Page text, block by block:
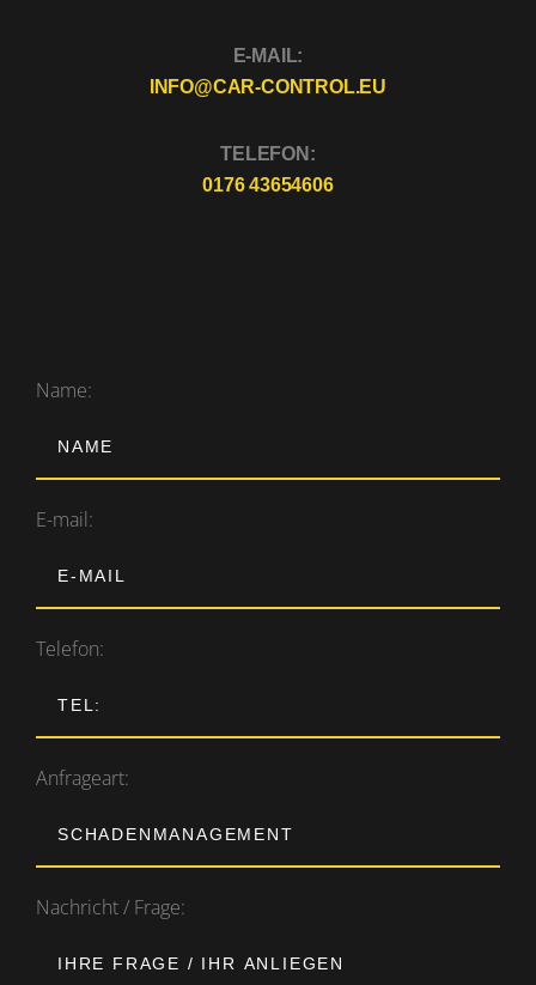
E-MAIL:
INFO@CAR-CONTROL.EU
TELEFON:
0176 43654606
Name:
E-mail:
Telefon:
Anfrageart:
Nachricht / Frage: